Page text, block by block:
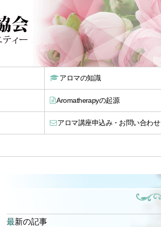
アロマの知識
Aromatherapyの起源
アロマ講座申込み・お問い合わせ
最新の記事